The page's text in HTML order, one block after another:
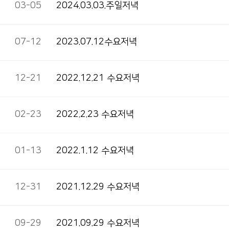
03-05 2024.03.03.주일저녁
07-12 2023.07.12수요저녁
12-21 2022.12.21 수요저녁
02-23 2022.2.23 수요저녁
01-13 2022.1.12 수요저녁
12-31 2021.12.29 수요저녁
09-29 2021.09.29 수요저녁